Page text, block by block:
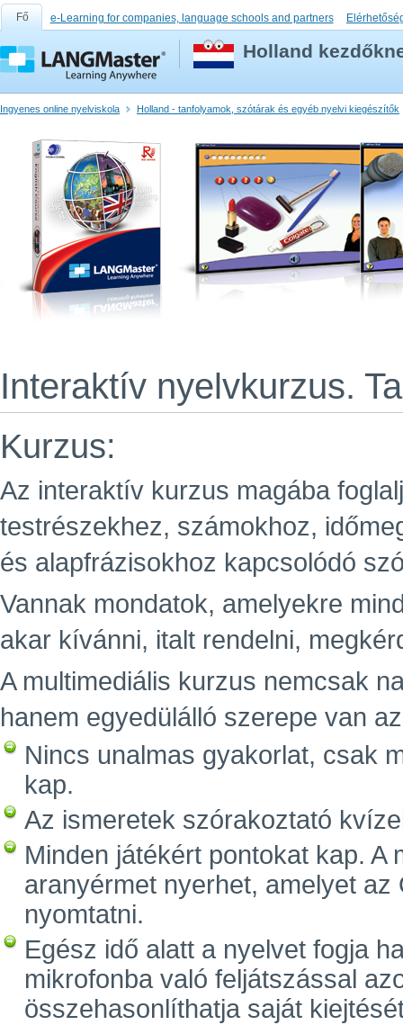
Fő e-Learning for companies, language schools and partners
Holland
Ingyenes online nyelviskola Holland - tanfolyamok, szótárak és egyéb nyelvi kiegészítők
Interaktív nyelvkurzus.
Kurzus:
Az interaktív kurzus magába
testrészekhez, számokhoz,
és alapfrázisokhoz kapcsolódó
Vannak mondatok, amelyekre
akar kívánni, italt rendelni,
A multimediális kurzus nemcsak
hanem egyedülálló szerepe van
Nincs unalmas gyakorlat, csak
kap.
Az ismeretek szórakoztató
Minden játékért pontokat kap.
aranyérmet nyerhet, amelyet
nyomtatni.
Egész idő alatt a nyelvet fogja
mikrofonba való feljátszással
összehasonlíthatja saját